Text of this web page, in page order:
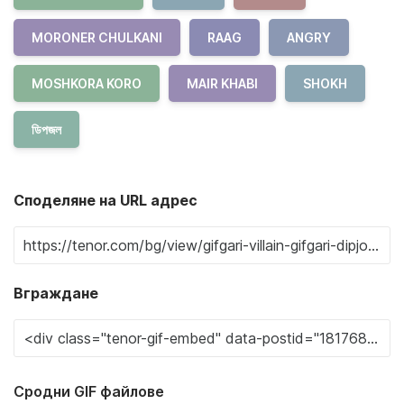
MORONER CHULKANI RAAG ANGRY
MOSHKORA KORO MAIR KHABI SHOKH
ডিপজল
Споделяне на URL адрес
Вграждане
Сродни GIF файлове